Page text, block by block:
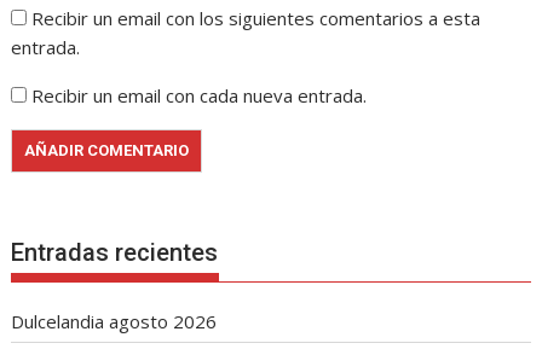
Recibir un email con los siguientes comentarios a esta
entrada.
Recibir un email con cada nueva entrada.
Entradas recientes
Dulcelandia agosto 2026